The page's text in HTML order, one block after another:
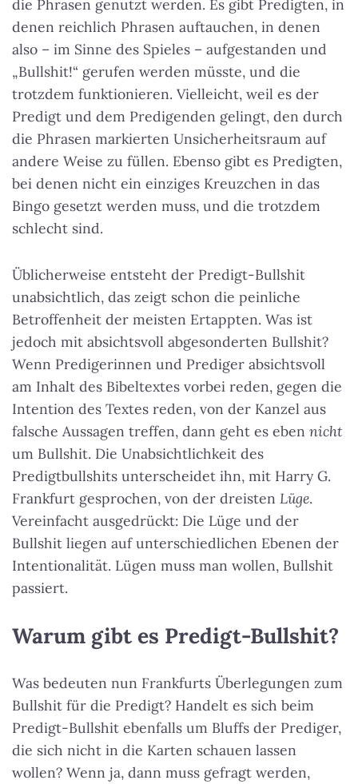
die Phrasen genutzt werden. Es gibt Predigten, in
denen reichlich Phrasen auftauchen, in denen
also – im Sinne des Spieles – aufgestanden und
„Bullshit!“ gerufen werden müsste, und die
trotzdem funktionieren. Vielleicht, weil es der
Predigt und dem Predigenden gelingt, den durch
die Phrasen markierten Unsicherheitsraum auf
andere Weise zu füllen. Ebenso gibt es Predigten,
bei denen nicht ein einziges Kreuzchen in das
Bingo gesetzt werden muss, und die trotzdem
schlecht sind.
Üblicherweise entsteht der Predigt-Bullshit
unabsichtlich, das zeigt schon die peinliche
Betroffenheit der meisten Ertappten. Was ist
jedoch mit absichtsvoll abgesonderten Bullshit?
Wenn Predigerinnen und Prediger absichtsvoll
am Inhalt des Bibeltextes vorbei reden, gegen die
Intention des Textes reden, von der Kanzel aus
falsche Aussagen treffen, dann geht es eben nicht
um Bullshit. Die Unabsichtlichkeit des
Predigtbullshits unterscheidet ihn, mit Harry G.
Frankfurt gesprochen, von der dreisten Lüge.
Vereinfacht ausgedrückt: Die Lüge und der
Bullshit liegen auf unterschiedlichen Ebenen der
Intentionalität. Lügen muss man wollen, Bullshit
passiert.
Warum gibt es Predigt-Bullshit?
Was bedeuten nun Frankfurts Überlegungen zum
Bullshit für die Predigt? Handelt es sich beim
Predigt-Bullshit ebenfalls um Bluffs der Prediger,
die sich nicht in die Karten schauen lassen
wollen? Wenn ja, dann muss gefragt werden,